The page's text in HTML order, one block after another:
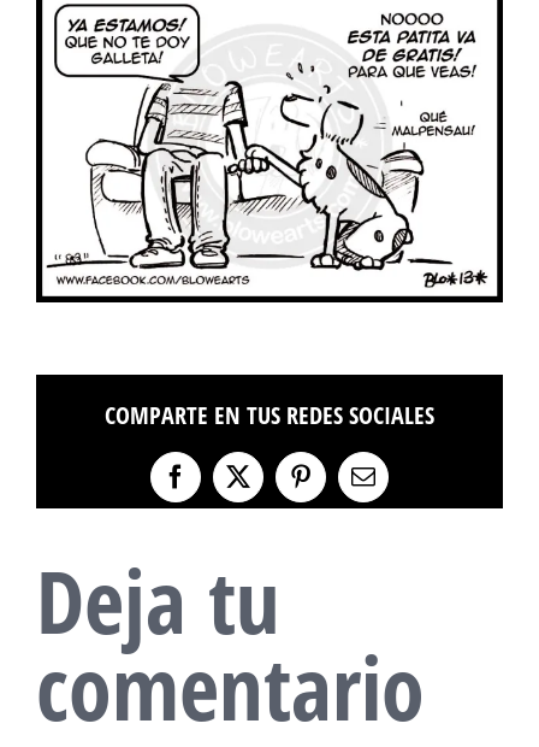
COMPARTE EN TUS REDES SOCIALES
Facebook
X PinterestCorreo
electrónico
Deja tu
comentario